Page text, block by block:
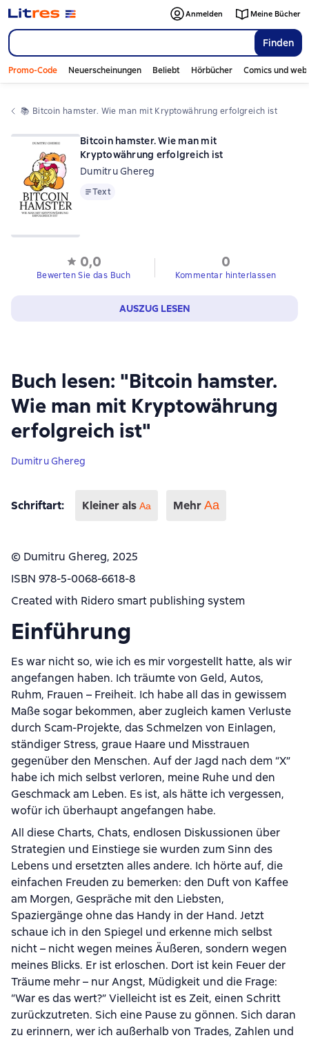
Finden
Anmelden Meine Bücher
Promo-Code Neuerscheinungen Beliebt Hörbücher Comics und
📚 Bitcoin hamster. Wie man mit Kryptowährung erfolgreich ist
Buch lesen: "Bitcoin hamster.
Wie man mit Kryptowährung
erfolgreich ist"
Dumitru Ghereg
Schriftart: Kleiner als Aa Mehr Аа
© Dumitru Ghereg, 2025
ISBN 978-5-0068-6618-8
Created with Ridero smart publishing system
Einführung
Es war nicht so, wie ich es mir vorgestellt hatte, als wir
angefangen haben. Ich träumte von Geld, Autos,
Ruhm, Frauen – Freiheit. Ich habe all das in gewissem
Maße sogar bekommen, aber zugleich kamen Verluste
durch Scam-Projekte, das Schmelzen von Einlagen,
ständiger Stress, graue Haare und Misstrauen
gegenüber den Menschen. Auf der Jagd nach dem “X”
habe ich mich selbst verloren, meine Ruhe und den
Geschmack am Leben. Es ist, als hätte ich vergessen,
wofür ich überhaupt angefangen habe.
All diese Charts, Chats, endlosen Diskussionen über
Strategien und Einstiege sie wurden zum Sinn des
Lebens und ersetzten alles andere. Ich hörte auf, die
einfachen Freuden zu bemerken: den Duft von Kaffee
am Morgen, Gespräche mit den Liebsten,
Spaziergänge ohne das Handy in der Hand. Jetzt
schaue ich in den Spiegel und erkenne mich selbst
nicht – nicht wegen meines Äußeren, sondern wegen
meines Blicks. Er ist erloschen. Dort ist kein Feuer der
Träume mehr – nur Angst, Müdigkeit und die Frage:
“War es das wert?” Vielleicht ist es Zeit, einen Schritt
zurückzutreten. Sich eine Pause zu gönnen. Sich daran
zu erinnern, wer ich außerhalb von Trades, Zahlen und
Bitcoin hamster. Wie man mit
Kryptowährung erfolgreich ist
Dumitru Ghereg
TextText
0,0
Bewerten Sie das Buch
0
Kommentar hinterlassen
AUSZUG LESEN